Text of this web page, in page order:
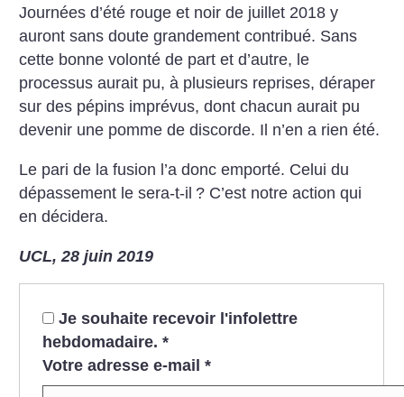
Journées d’été rouge et noir de juillet 2018 y
auront sans doute grandement contribué. Sans
cette bonne volonté de part et d’autre, le
processus aurait pu, à plusieurs reprises, déraper
sur des pépins imprévus, dont chacun aurait pu
devenir une pomme de discorde. Il n’en a rien été.
Le pari de la fusion l’a donc emporté. Celui du
dépassement le sera-t-il ? C’est notre action qui
en décidera.
UCL, 28 juin 2019
Je souhaite recevoir l'infolettre
hebdomadaire. *
Votre adresse e-mail *